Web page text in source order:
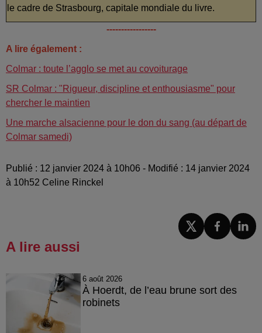
le cadre de Strasbourg, capitale mondiale du livre.
-----------------
A lire également :
Colmar : toute l’agglo se met au covoiturage
SR Colmar : "Rigueur, discipline et enthousiasme" pour
chercher le maintien
Une marche alsacienne pour le don du sang (au départ de
Colmar samedi)
Publié : 12 janvier 2024 à 10h06 - Modifié : 14 janvier 2024
à 10h52 Celine Rinckel
A lire aussi
6 août 2026
À Hoerdt, de l’eau brune sort des
robinets